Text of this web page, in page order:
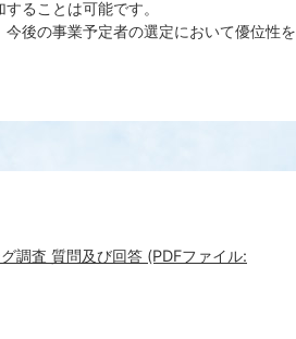
ることは可能です。
後の事業予定者の選定において優位性を
調査 質問及び回答 (PDFファイル: